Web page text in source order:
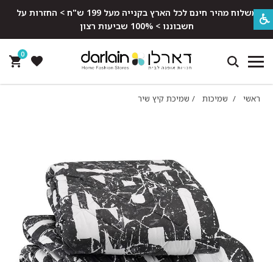
משלוח מהיר חינם לכל הארץ בקנייה מעל 199 ש"ח > החזרות על
חשבוננו > 100% שביעות רצון
0
ראשי / שמיכות / שמיכת קיץ שיר